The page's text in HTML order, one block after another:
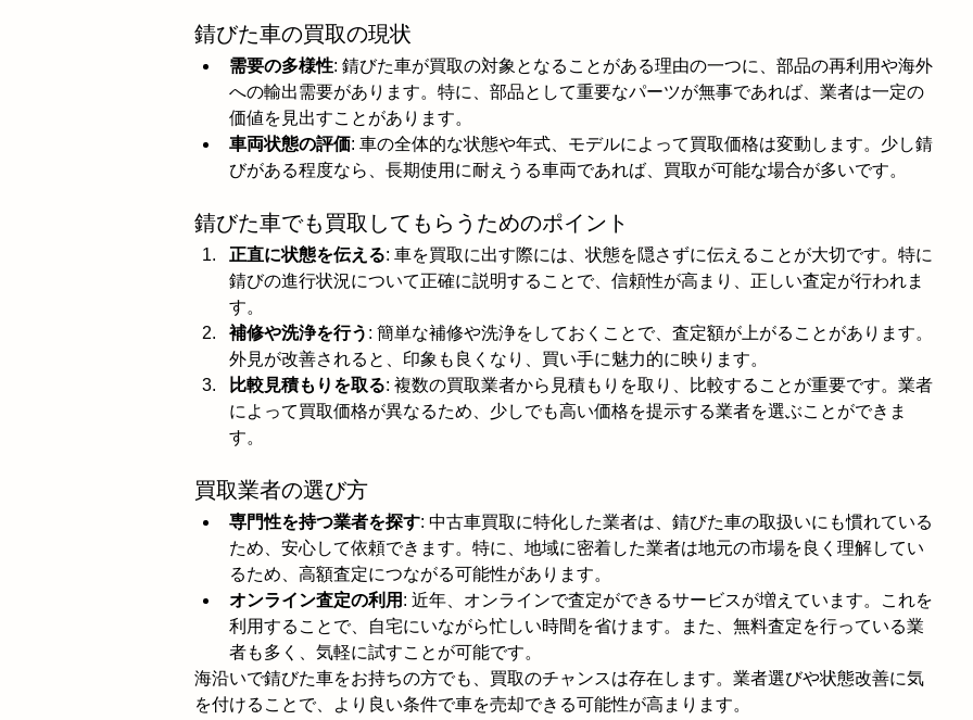
錆びた車の買取の現状
需要の多様性: 錆びた車が買取の対象となることがある理由の一つに、部品の再利用や海外
への輸出需要があります。特に、部品として重要なパーツが無事であれば、業者は一定の
価値を見出すことがあります。
車両状態の評価: 車の全体的な状態や年式、モデルによって買取価格は変動します。少し錆
びがある程度なら、長期使用に耐えうる車両であれば、買取が可能な場合が多いです。
錆びた車でも買取してもらうためのポイント
正直に状態を伝える: 車を買取に出す際には、状態を隠さずに伝えることが大切です。特に
錆びの進行状況について正確に説明することで、信頼性が高まり、正しい査定が行われま
す。
補修や洗浄を行う : 簡単な補修や洗浄をしておくことで、査定額が上がることがあります。
外見が改善されると、印象も良くなり、買い手に魅力的に映ります。
比較見積もりを取る: 複数の買取業者から見積もりを取り、比較することが重要です。業者
によって買取価格が異なるため、少しでも高い価格を提示する業者を選ぶことができま
す。
買取業者の選び方
専門性を持つ業者を探す: 中古車買取に特化した業者は、錆びた車の取扱いにも慣れている
ため、安心して依頼できます。特に、地域に密着した業者は地元の市場を良く理解してい
るため、高額査定につながる可能性があります。
オンライン査定の利用 : 近年、オンラインで査定ができるサービスが増えています。これを
利用することで、自宅にいながら忙しい時間を省けます。また、無料査定を行っている業
者も多く、気軽に試すことが可能です。
海沿いで錆びた車をお持ちの方でも、買取のチャンスは存在します。業者選びや状態改善に気
を付けることで、より良い条件で車を売却できる可能性が高まります。